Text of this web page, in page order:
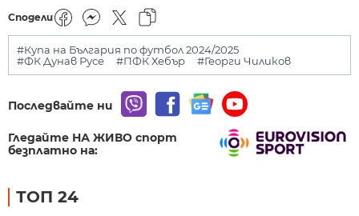
Сподели
#Купа на България по футбол 2024/2025
#ФК Дунав Русе
#ПФК Хебър #Георги Чиликов
Последвайте ни
Гледайте НА ЖИВО спорт
безплатно на:
ТОП 24